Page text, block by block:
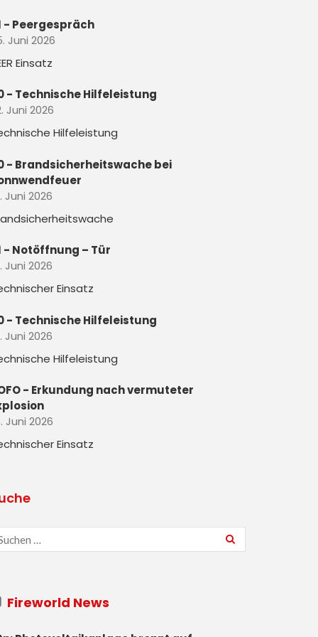
- Peergespräch
Juni 2026
Einsatz
- Technische Hilfeleistung
Juni 2026
Hilfeleistung
- Brandsicherheitswache bei
Juni 2026
- Notöffnung – Tür
Juni 2026
Einsatz
- Technische Hilfeleistung
Juni 2026
Hilfeleistung
- Erkundung nach vermuteter
Juni 2026
Einsatz
Fireworld News